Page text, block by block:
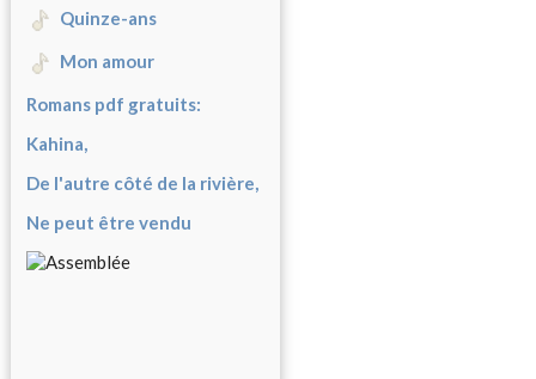
Quinze-ans
Mon amour
Romans pdf gratuits:
Kahina,
De l'autre côté de la rivière,
Ne peut être vendu